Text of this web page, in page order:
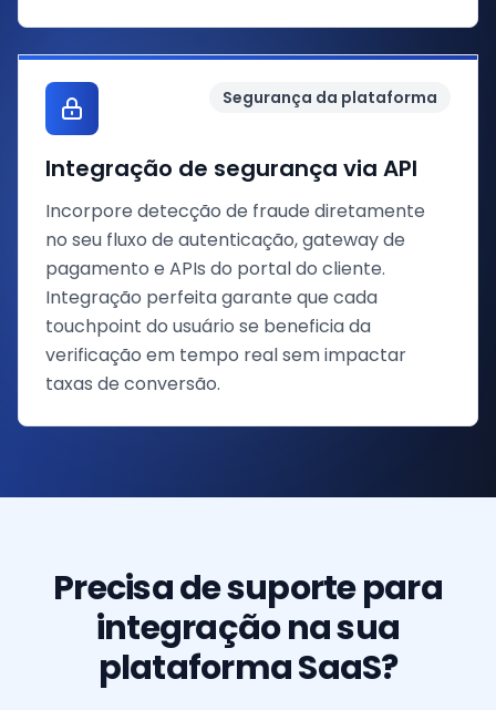
Segurança da plataforma
Integração de segurança via API
Incorpore detecção de fraude diretamente
no seu fluxo de autenticação, gateway de
pagamento e APIs do portal do cliente.
Integração perfeita garante que cada
touchpoint do usuário se beneficia da
verificação em tempo real sem impactar
taxas de conversão.
Precisa de suporte para
integração na sua
plataforma SaaS?